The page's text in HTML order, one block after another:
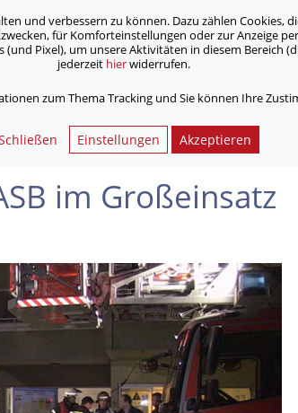
Jobs & Karriere
im Großeinsatz
und verbessern zu können. Dazu zählen Cookies,
für Komforteinstellungen oder zur Anzeige
Pixel), um unsere Aktivitäten in diesem Bereich
jederzeit hierwiderrufen.
zum Thema Tracking und Sie können Ihre
Einstellungen Akzeptieren